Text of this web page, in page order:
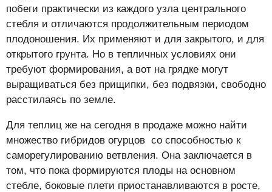
побеги практически из каждого узла центрального
стебля и отличаются продолжительным периодом
плодоношения. Их применяют и для закрытого, и для
открытого грунта. Но в тепличных условиях они
требуют формирования, а вот на грядке могут
выращиваться без прищипки, без подвязки, свободно
расстилаясь по земле.
Для теплиц же на сегодня в продаже можно найти
множество гибридов огурцов со способностью к
саморегулированию ветвления. Она заключается в
том, что пока формируются плоды на основном
стебле, боковые плети приостанавливаются в росте,